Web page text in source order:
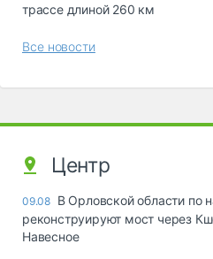
трассе длиной 260 км
Все новости
Центр
09.08 В Орловской области по
реконструируют мост через
Навесное